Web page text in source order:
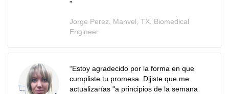
”
Jorge Perez, Manvel, TX, Biomedical
Engineer
“Estoy agradecido por la forma en que
cumpliste tu promesa. Dijiste que me
actualizarías "a principios de la semana